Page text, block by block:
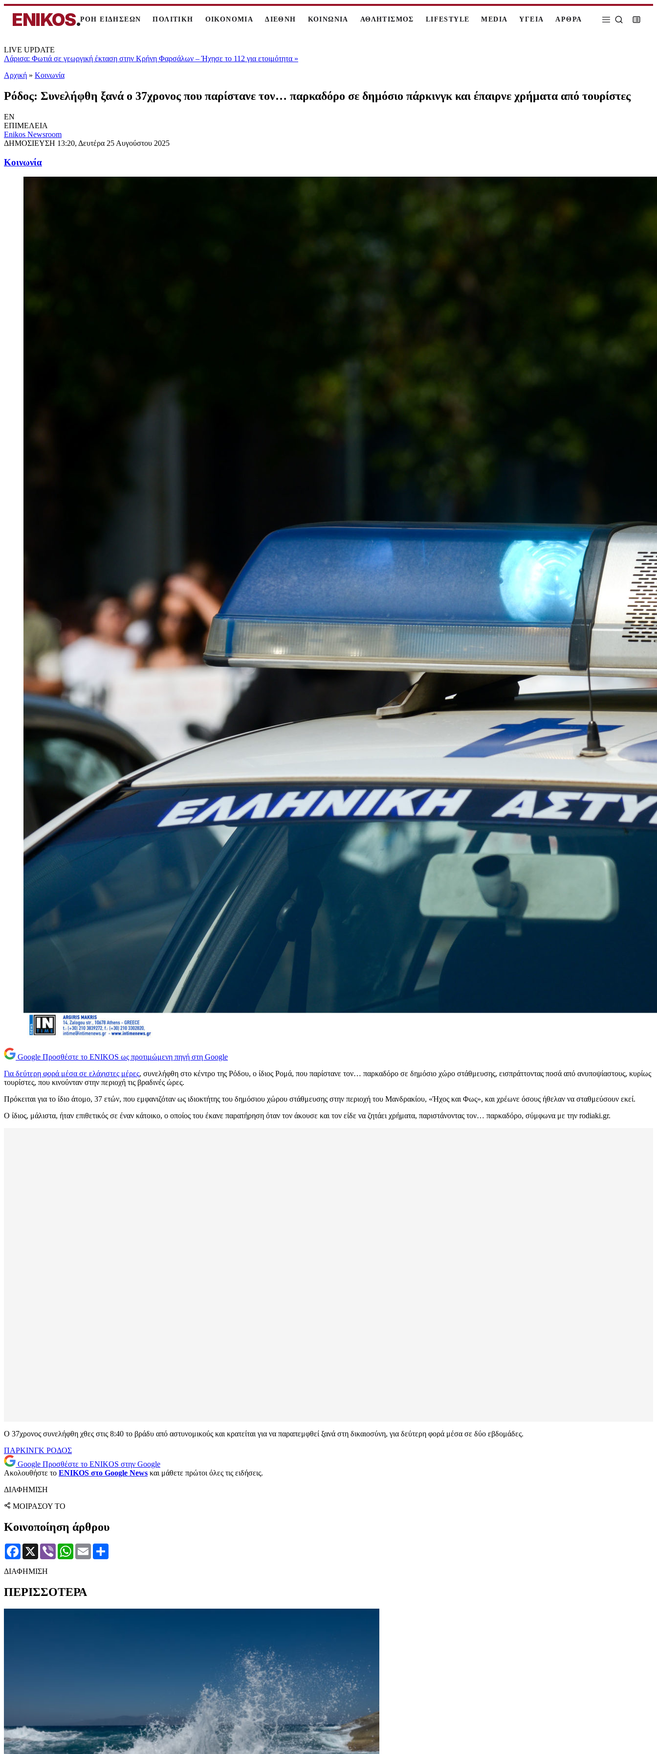
ENIKOS.ΡΟΗ ΕΙΔΗΣΕΩΝ ΠΟΛΙΤΙΚΗ ΟΙΚΟΝΟΜΙΑ ΔΙΕΘΝΗ ΚΟΙΝΩΝΙΑ ΑΘΛΗΤΙΣΜΟΣ LIFESTYLE MEDIA ΥΓΕΙΑ ΑΡΘΡΑ
LIVE UPDATE
Λάρισα: Φωτιά σε γεωργική έκταση στην Κρήνη Φαρσάλων – Ήχησε το 112 για ετοιμότητα »
Αρχική » Κοινωνία
Ρόδος: Συνελήφθη ξανά ο 37χρονος που παρίστανε τον… παρκαδόρο σε δημόσιο πάρκινγκ και έπαιρνε χρήματα από τουρίστες
EN
ΕΠΙΜΕΛΕΙΑ
Enikos Newsroom
ΔΗΜΟΣΙΕΥΣΗ 13:20, Δευτέρα 25 Αυγούστου 2025
Κοινωνία
Google Προσθέστε το ENIKOS ως προτιμώμενη πηγή στη Google
Για δεύτερη φορά μέσα σε ελάχιστες μέρες, συνελήφθη στο κέντρο της Ρόδου, ο ίδιος Ρομά, που παρίστανε τον… παρκαδόρο σε δημόσιο χώρο στάθμευσης, εισπράττοντας ποσά από ανυποψίαστους, κυρίως
τουρίστες, που κινούνταν στην περιοχή τις βραδινές ώρες.
Πρόκειται για το ίδιο άτομο, 37 ετών, που εμφανιζόταν ως ιδιοκτήτης του δημόσιου χώρου στάθμευσης στην περιοχή του Μανδρακίου, «Ήχος και Φως», και χρέωνε όσους ήθελαν να σταθμεύσουν εκεί.
Ο ίδιος, μάλιστα, ήταν επιθετικός σε έναν κάτοικο, ο οποίος του έκανε παρατήρηση όταν τον άκουσε και τον είδε να ζητάει χρήματα, παριστάνοντας τον… παρκαδόρο, σύμφωνα με την rodiaki.gr.
Ο 37χρονος συνελήφθη χθες στις 8:40 το βράδυ από αστυνομικούς και κρατείται για να παραπεμφθεί ξανά στη δικαιοσύνη, για δεύτερη φορά μέσα σε δύο εβδομάδες.
ΠΑΡΚΙΝΓΚ ΡΟΔΟΣ
Google Προσθέστε το ENIKOS στην Google
Ακολουθήστε το ENIKOS στο Google News και μάθετε πρώτοι όλες τις ειδήσεις.
ΔΙΑΦΗΜΙΣΗ
ΜΟΙΡΑΣΟΥ ΤΟ
Κοινοποίηση άρθρου
Facebook
X Viber WhatsApp
Email
ΔΙΑΦΗΜΙΣΗ
ΠΕΡΙΣΣΟΤΕΡΑ